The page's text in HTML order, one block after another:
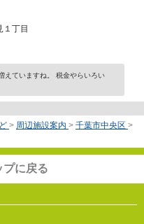
丁目
えていますね。 税金やらいろい
> 周辺施設案内 > 千葉市中央区 >
プに戻る